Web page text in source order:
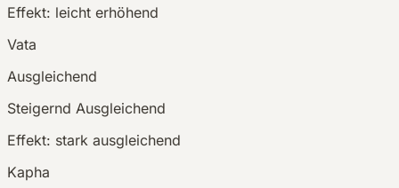
Effekt: leicht erhöhend
Vata
Ausgleichend
Steigernd Ausgleichend
Effekt: stark ausgleichend
Kapha